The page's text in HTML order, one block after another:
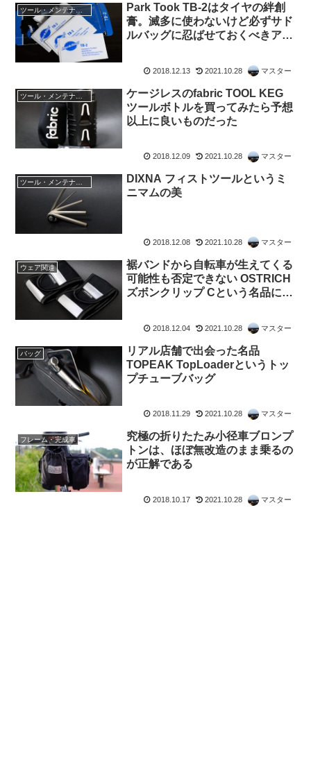
ツール・メンテナンス
Park Took TB-2はタイヤの絆創
膏。滅多に使わないけど必ずサド
ルバッグに忍ばせておくべきアイ
2018.12.13 2021.10.28 マスター
ケージレスのfabric TOOL KEG
ツールボトルを買ってみたら予想
以上に良いものだった
2018.12.09 2021.10.28 マスター
ツール・メンテナンス
DIXNA フィストツールというミ
ニマムの美
2018.12.08 2021.10.28 マスター
ウェア関連
裾バンドから自転車が生えてくる
可能性も否定できない OSTRICH
ズボンクリップ Cという名品につ
2018.12.04 2021.10.28 マスター
バッグ
リアル店舗で出会った名品
TOPEAK TopLoaderというトッ
プチューブバッグ
2018.11.29 2021.10.28 マスター
フレーム・完成車
究極の折りたたみ小径車ブロンプ
トンは、ほぼ無改造のまま乗るの
が正解である
2018.10.17 2021.10.28 マスター